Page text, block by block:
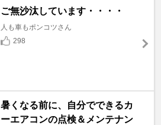
ご無沙汰しています・・・・
人も車もポンコツさん
298
暑くなる前に、自分でできるカ
ーエアコンの点検＆メンテナン